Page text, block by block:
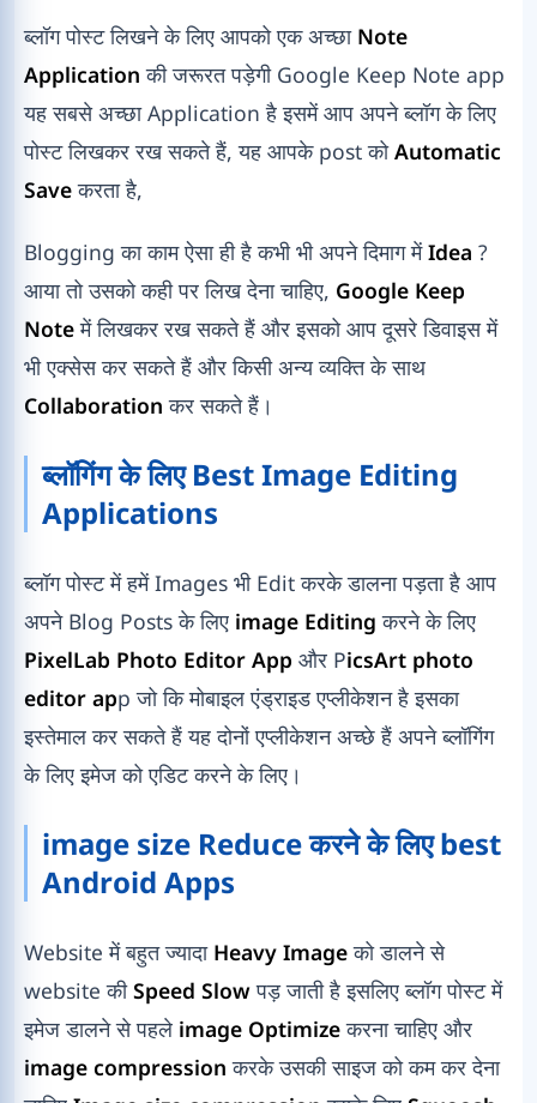
ब्लॉग पोस्ट लिखने के लिए आपको एक अच्छा Note
Application की जरूरत पड़ेगी Google Keep Note app
यह सबसे अच्छा Application है इसमें आप अपने ब्लॉग के लिए
पोस्ट लिखकर रख सकते हैं, यह आपके post कोAutomatic
Saveकरता है,
Blogging का काम ऐसा ही है कभी भी अपने दिमाग मेंIdea ?
आया तो उसको कही पर लिख देना चाहिए, Google Keep
Noteमें लिखकर रख सकते हैं और इसको आप दूसरे डिवाइस में
भी एक्सेस कर सकते हैं और किसी अन्य व्यक्ति के साथ
Collaboration कर सकते हैं।
ब्लॉगिंग के लिए Best Image Editing
Applications
ब्लॉग पोस्ट में हमें Images भी Edit करके डालना पड़ता है आप
अपने Blog Posts के लिए image Editing करने के लिए
PixelLab Photo Editor App और PicsArt photo
editor app जो कि मोबाइल एंड्राइड एप्लीकेशन है इसका
इस्तेमाल कर सकते हैं यह दोनों एप्लीकेशन अच्छे हैं अपने ब्लॉगिंग
के लिए इमेज को एडिट करने के लिए।
image size Reduce करने के लिए best
Android Apps
Website में बहुत ज्यादा Heavy Imageको डालने से
website कीSpeed Slowपड़ जाती है इसलिए ब्लॉग पोस्ट में
इमेज डालने से पहले image Optimizeकरना चाहिए और
image compression करके उसकी साइज को कम कर देना